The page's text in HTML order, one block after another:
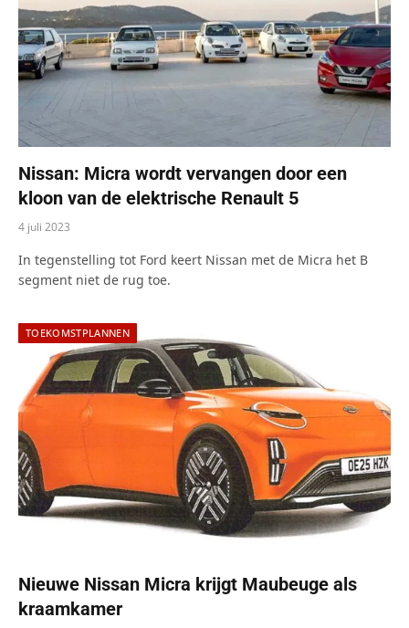
Nissan: Micra wordt vervangen door een
kloon van de elektrische Renault 5
4 juli 2023
In tegenstelling tot Ford keert Nissan met de Micra het B
segment niet de rug toe.
TOEKOMSTPLANNEN
Nieuwe Nissan Micra krijgt Maubeuge als
kraamkamer